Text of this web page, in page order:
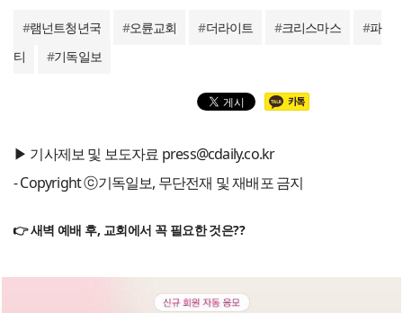
#램넌트청년국 #오륜교회 #더라이트 #크리스마스 #파
티
#기독일보
▶ 기사제보 및 보도자료 press@cdaily.co.kr
- Copyright ⓒ기독일보, 무단전재 및 재배포 금지
👉 새벽 예배 후, 교회에서 꼭 필요한 것은??